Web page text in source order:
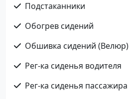
Подстаканники
Обогрев сидений
Обшивка сидений (Велюр)
Рег-ка сиденья водителя
Рег-ка сиденья пассажира